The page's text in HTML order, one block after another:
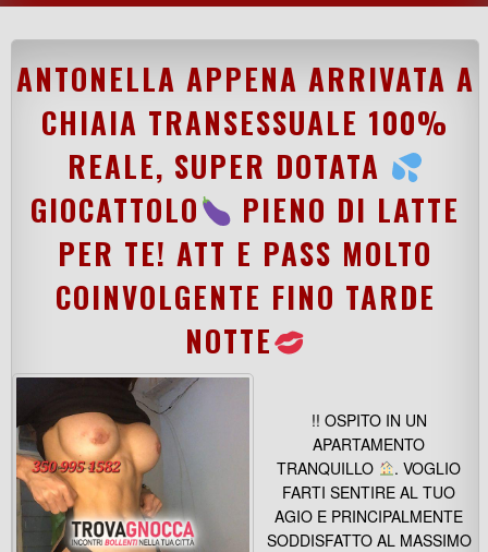
ANTONELLA APPENA ARRIVATA A
CHIAIA TRANSESSUALE 100%
REALE, SUPER DOTATA
GIOCATTOLO
PIENO DI LATTE
PER TE! ATT E PASS MOLTO
COINVOLGENTE FINO TARDE
NOTTE
!! OSPITO IN UN
APARTAMENTO
TRANQUILLO
. VOGLIO
FARTI SENTIRE AL TUO
AGIO E PRINCIPALMENTE
SODDISFATTO AL MASSIMO